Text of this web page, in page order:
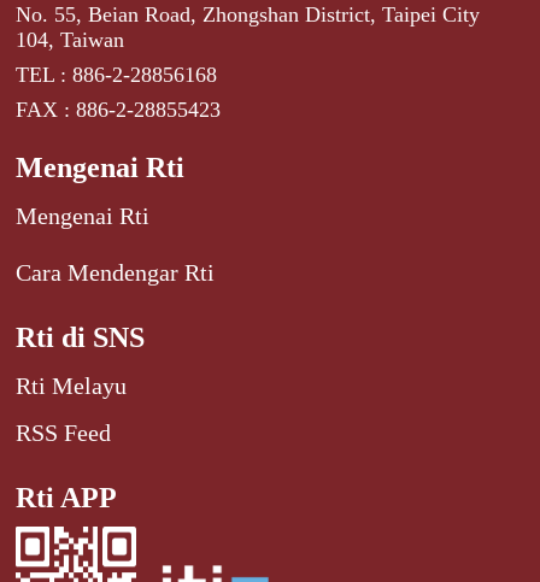
No. 55, Beian Road, Zhongshan District, Taipei City
104, Taiwan
TEL : 886-2-28856168
FAX : 886-2-28855423
Mengenai Rti
Mengenai Rti
Cara Mendengar Rti
Rti di SNS
Rti Melayu
RSS Feed
Rti APP